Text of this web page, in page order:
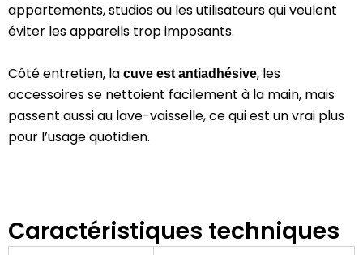
appartements, studios ou les utilisateurs qui veulent
éviter les appareils trop imposants.
Côté entretien, la cuve est antiadhésive, les
accessoires se nettoient facilement à la main, mais
passent aussi au lave-vaisselle, ce qui est un vrai plus
pour l’usage quotidien.
Caractéristiques techniques